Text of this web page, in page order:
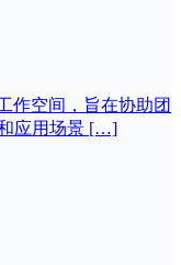
作空间，旨在协助团
应用场景 […]